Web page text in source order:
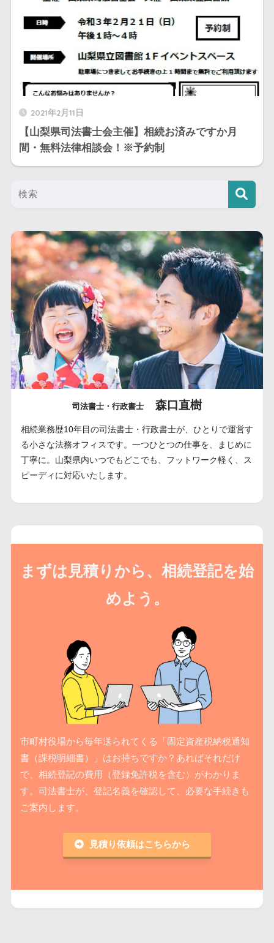
2021年2月11日
【山梨県司法書士会主催】相続お済みですか月
間・無料法律相談会！※予約制
司法書士・行政書士 森口直樹
相続業務歴10年目の司法書士・行政書士が、ひとりで運営す
る小さな法務オフィスです。一つひとつの仕事を、まじめに
丁寧に。山梨県内いつでもどこでも、フットワーク軽く、ス
ピーディに対応いたします。
まずは見積りから、相続登記を始
めよう。
市町村役場から毎年送られてくる「固定資産税納税通知
書（課税明細書）」はお持ちですか？あればそれだけ
で、相続登記の費用（登録免許税を含む）がわかりま
す。司法書士が、登記名義を確認して、必要な手続きも
ご案内します。
見積り依頼はこちらから